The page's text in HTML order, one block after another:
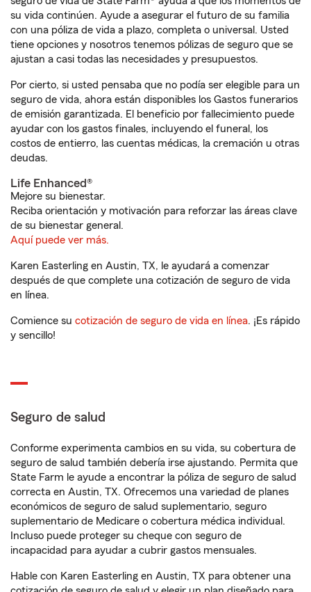
su vida continúen. Ayude a asegurar el futuro de su familia
con una póliza de vida a plazo, completa o universal. Usted
tiene opciones y nosotros tenemos pólizas de seguro que se
ajustan a casi todas las necesidades y presupuestos.
Por cierto, si usted pensaba que no podía ser elegible para un
seguro de vida, ahora están disponibles los Gastos funerarios
de emisión garantizada. El beneficio por fallecimiento puede
ayudar con los gastos finales, incluyendo el funeral, los
costos de entierro, las cuentas médicas, la cremación u otras
deudas.
Life Enhanced®
Mejore su bienestar.
Reciba orientación y motivación para reforzar las áreas clave
de su bienestar general.
Aquí puede ver más.
Karen Easterling en Austin, TX, le ayudará a comenzar
después de que complete una cotización de seguro de vida
en línea.
Comience su cotización de seguro de vida en línea. ¡Es rápido
y sencillo!
Seguro de salud
Conforme experimenta cambios en su vida, su cobertura de
seguro de salud también debería irse ajustando. Permita que
State Farm le ayude a encontrar la póliza de seguro de salud
correcta en Austin, TX. Ofrecemos una variedad de planes
económicos de seguro de salud suplementario, seguro
suplementario de Medicare o cobertura médica individual.
Incluso puede proteger su cheque con seguro de
incapacidad para ayudar a cubrir gastos mensuales.
Hable con Karen Easterling en Austin, TX para obtener una